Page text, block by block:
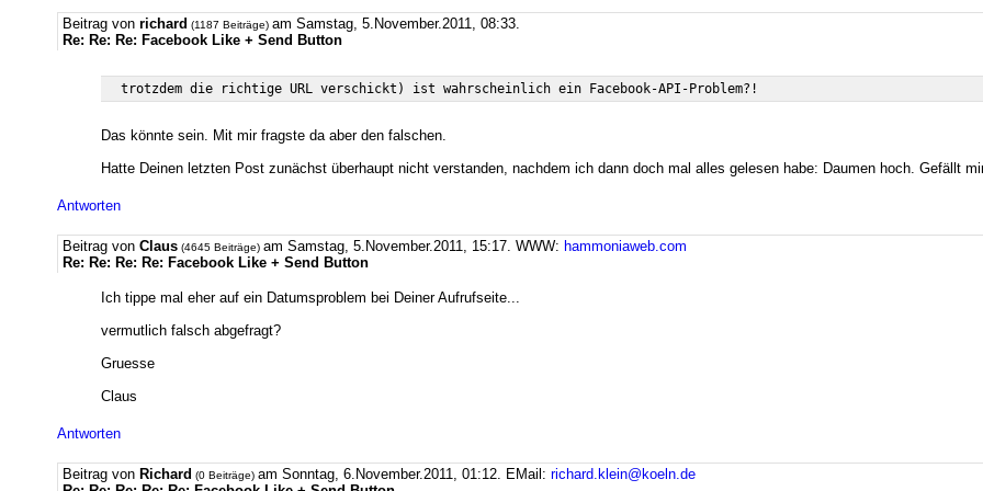
Beitrag von richard (1187 Beiträge) am Samstag, 5.November.2011, 08:33.
Re: Re: Re: Facebook Like + Send Button
Das könnte sein. Mit mir fragste da aber den falschen.
Hatte Deinen letzten Post zunächst überhaupt nicht verstanden, nachdem ich dann doch mal alles gelesen habe: Daumen hoch. Gefällt
Antworten
Beitrag von Claus (4645 Beiträge) am Samstag, 5.November.2011, 15:17. WWW: hammoniaweb.com
Re: Re: Re: Re: Facebook Like + Send Button
Ich tippe mal eher auf ein Datumsproblem bei Deiner Aufrufseite...
vermutlich falsch abgefragt?
Gruesse
Claus
Antworten
Beitrag von Richard (0 Beiträge) am Sonntag, 6.November.2011, 01:12. EMail: richard.klein@koeln.de